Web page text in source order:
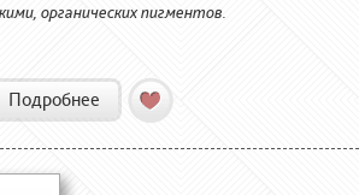
органических пигментов.
Подробнее